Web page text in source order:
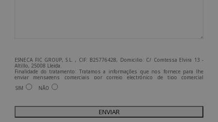
ESNECA FIC GROUP, S.L. , CIF: B25776428, Domicilio: C/ Comtessa Elvira 13 -
Altillo, 25008 Lleida.
Finalidade do tratamento: Tratamos a informações que nos fornece para lhe
enviar mensagens comerciais por correio electrónico de tipo comercial
relacionadas com os produtos oferecidos e outros produtos que possam ser do
seu interesse.
contactando-nos para o endereço admin@grupoesneca.com.
Para mais informações, consulte a nossa Política de Privacidade.
Deseja receber informação comercial (por telefone e/ou correio electrónico):
SIM NÃO